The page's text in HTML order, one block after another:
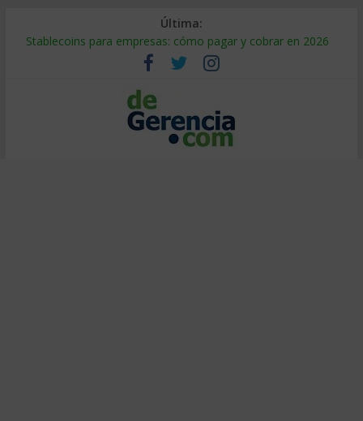
Última:
Stablecoins para empresas: cómo pagar y cobrar en 2026
Despido silencioso: qué es y por qué sale tan caro
IA en selección de personal: cómo auditarla a tiempo
Trabajo forzoso en la cadena de suministro: qué hacer
Mercado hispano de EE. UU.: cómo segmentarlo y venderle